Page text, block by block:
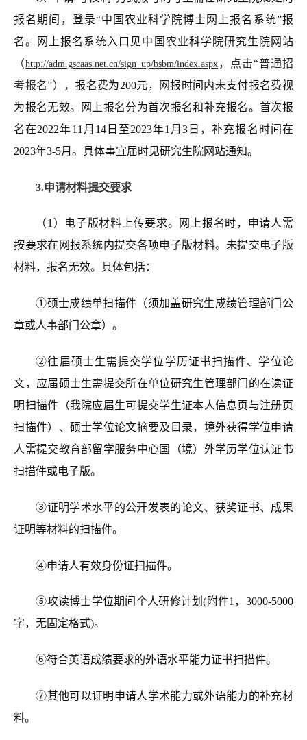
报名期间，登录“中国农业科学院博士网上报名系统”报
名。网上报名系统入口见中国农业科学院研究生院网站
（http://adm.gscaas.net.cn/sign_up/bsbm/index.aspx ，点击“普通招
考报名”）
，报名费为200元，网报时间内未支付报名费视
为报名无效。网上报名分为首次报名和补充报名。首次报
名在2022年11月14日至2023年1月3日，补充报名时间在
2023年3-5月。具体事宜届时见研究生院网站通知。
3.申请材料提交要求
（1）电子版材料上传要求。网上报名时，申请人需
按要求在网报系统内提交各项电子版材料。未提交电子版
材料，报名无效。具体包括：
①硕士成绩单扫描件（须加盖研究生成绩管理部门公
章或人事部门公章）。
②往届硕士生需提交学位学历证书扫描件、学位论
文，应届硕士生需提交所在单位研究生管理部门的在读证
明扫描件（我院应届生可提交学生证本人信息页与注册页
扫描件）、硕士学位论文摘要及目录，境外获得学位申请
人需提交教育部留学服务中心国（境）外学历学位认证书
扫描件或电子版。
③证明学术水平的公开发表的论文、获奖证书、成果
证明等材料的扫描件。
④申请人有效身份证扫描件。
⑤攻读博士学位期间个人研修计划(附件1，3000-5000
字，无固定格式)。
⑥符合英语成绩要求的外语水平能力证书扫描件。
⑦其他可以证明申请人学术能力或外语能力的补充材
料。